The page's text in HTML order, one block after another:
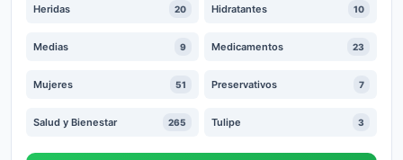
Heridas 20 Hidratantes 10
Medias 9 Medicamentos 23
Mujeres 51 Preservativos 7
Salud y Bienestar 265 Tulipe 3